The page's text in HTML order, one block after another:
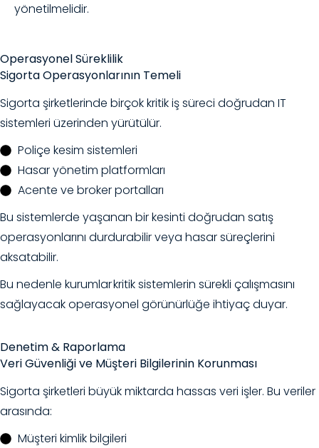
yönetilmelidir.
Operasyonel Süreklilik
Sigorta Operasyonlarının Temeli
Sigorta şirketlerinde birçok kritik iş süreci doğrudan IT
sistemleri üzerinden yürütülür.
Poliçe kesim sistemleri
Hasar yönetim platformları
Acente ve broker portalları
Bu sistemlerde yaşanan bir kesinti doğrudan satış
operasyonlarını durdurabilir veya hasar süreçlerini
aksatabilir.
Bu nedenle kurumlar kritik sistemlerin sürekli çalışmasını
sağlayacak operasyonel görünürlüğe ihtiyaç duyar.
Denetim & Raporlama
Veri Güvenliği ve Müşteri Bilgilerinin Korunması
Sigorta şirketleri büyük miktarda hassas veri işler. Bu veriler
arasında:
Müşteri kimlik bilgileri